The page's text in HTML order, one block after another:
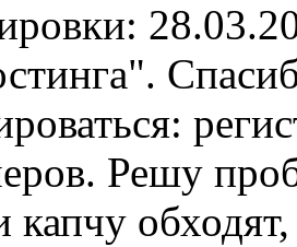
Решу
капчу